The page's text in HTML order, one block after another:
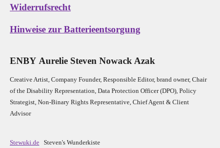
Widerrufsrecht
Hinweise zur Batterieentsorgung
ENBY Aurelie Steven Nowack Azak
Creative Artist, Company Founder, Responsible Editor, brand owner, Chair
of the Disability Representation, Data Protection Officer (DPO), Policy
Strategist, Non-Binary Rights Representative, Chief Agent & Client
Advisor
Stewuki.de Steven's Wunderkiste